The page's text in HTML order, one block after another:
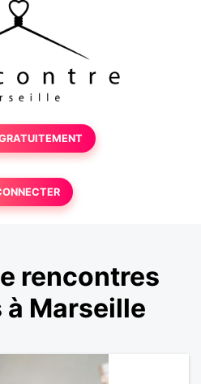
rencontres
à Marseille